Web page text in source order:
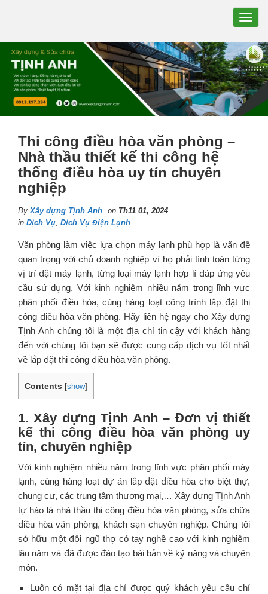
Thi công điều hòa văn phòng –
Nhà thầu thiết kế thi công hệ
thống điều hòa uy tín chuyên
nghiệp
ByXây dựng Tịnh Anh on Th11 01, 2024
in Dịch Vụ, Dịch Vụ Điện Lạnh
Văn phòng làm việc lựa chọn máy lạnh phù hợp là vấn đề
quan trọng với chủ doanh nghiệp vì họ phải tính toán từng
vị trí đặt máy lạnh, từng loại máy lạnh hợp lí đáp ứng yêu
cầu sử dụng. Với kinh nghiệm nhiều năm trong lĩnh vực
phân phối điều hòa, cùng hàng loạt công trình lắp đặt thi
công điều hòa văn phòng. Hãy liên hệ ngay cho Xây dựng
Tịnh Anh chúng tôi là một địa chỉ tin cậy với khách hàng
đến với chúng tôi bạn sẽ được cung cấp dịch vụ tốt nhất
về lắp đặt thi công điều hòa văn phòng.
Contents [show]
1. Xây dựng Tịnh Anh – Đơn vị thiết
kế thi công điều hòa văn phòng uy
tín, chuyên nghiệp
Với kinh nghiệm nhiều năm trong lĩnh vực phân phối máy
lạnh, cùng hàng loạt dự án lắp đặt điều hòa cho biệt thự,
chung cư, các trung tâm thương mại,… Xây dựng Tịnh Anh
tự hào là nhà thầu thi công điều hòa văn phòng, sửa chữa
điều hòa văn phòng, khách sạn chuyên nghiệp. Chúng tôi
sở hữu một đội ngũ thợ có tay nghề cao với kinh nghiệm
lâu năm và đã được đào tạo bài bản về kỹ năng và chuyên
môn.
Luôn có mặt tại địa chỉ được quý khách yêu cầu chỉ